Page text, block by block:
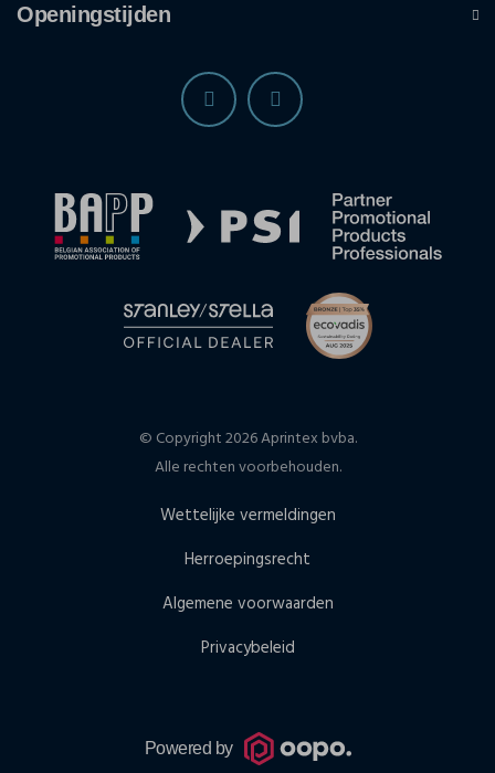
Openingstijden
© Copyright 2026 Aprintex bvba.
Alle rechten voorbehouden.
Wettelijke vermeldingen
Herroepingsrecht
Algemene voorwaarden
Privacybeleid
Powered by